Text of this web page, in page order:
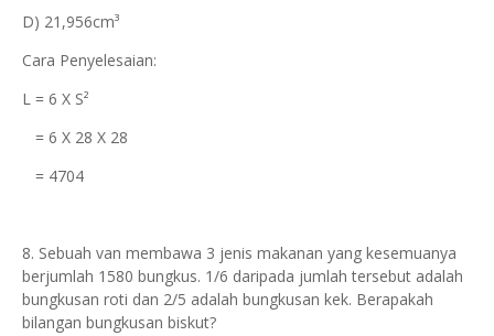
D) 21,956cm³
Cara Penyelesaian:
L = 6 X S²
= 6 X 28 X 28
= 4704
8. Sebuah van membawa 3 jenis makanan yang kesemuanya
berjumlah 1580 bungkus. 1/6 daripada jumlah tersebut adalah
bungkusan roti dan 2/5 adalah bungkusan kek. Berapakah
bilangan bungkusan biskut?